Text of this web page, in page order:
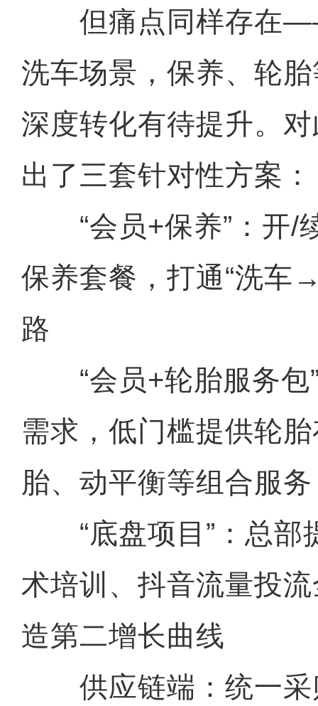
但痛点同样存在
洗车场景，保养、轮
深度转化有待提升。
出了三套针对性方案：
“会员+保养”：开/
保养套餐，打通“洗
路
“会员+轮胎服务包”
需求，低门槛提供轮
胎、动平衡等组合服务
“底盘项目”：总部
术培训、抖音流量投
造第二增长曲线
供应链端：统一采